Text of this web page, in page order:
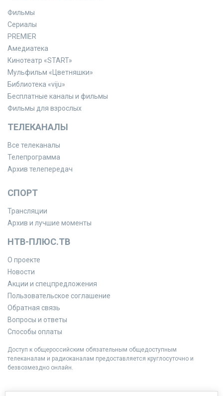
Фильмы
Сериалы
PREMIER
Амедиатека
Кинотеатр «START»
Мульфильм «Цветняшки»
Библиотека «viju»
Бесплатные каналы и фильмы
Фильмы для взрослых
ТЕЛЕКАНАЛЫ
Все телеканалы
Телепрограмма
Архив телепередач
СПОРТ
Трансляции
Архив и лучшие моменты
НТВ-ПЛЮС.ТВ
О проекте
Новости
Акции и спецпредложения
Пользовательское соглашение
Обратная связь
Вопросы и ответы
Способы оплаты
Доступ к общероссийским обязательным общедоступным
телеканалам и радиоканалам предоставляется круглосуточно и
безвозмездно онлайн.